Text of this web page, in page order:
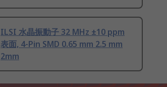
ILSI 水晶振動子 32 MHz ±10 ppm
表面, 4-Pin SMD 0.65 mm 2.5 mm
2mm